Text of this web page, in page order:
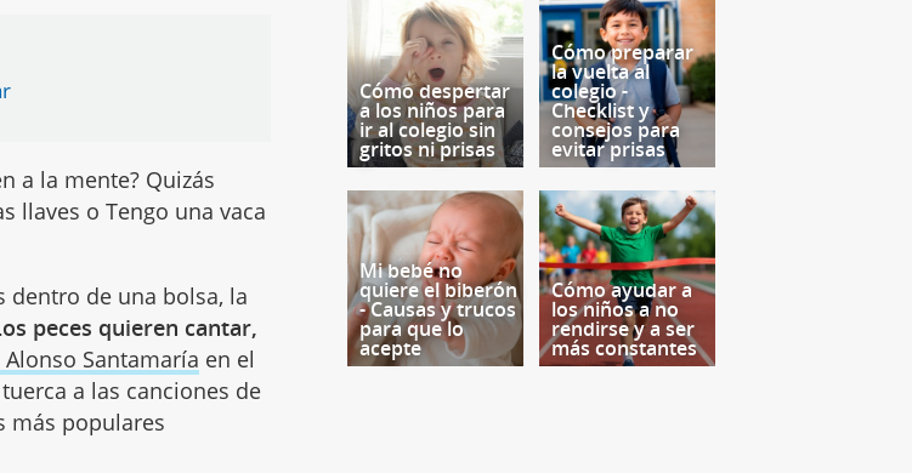
a la mente? Quizás
llaves o Tengo una vaca
dentro de una bolsa, la
peces quieren cantar,
Santamaría en el
a las canciones de
más populares
Cómo despertar
a los niños para
ir al colegio sin
gritos ni prisas
Cómo preparar
la vuelta al
colegio -
Checklist y
consejos para
evitar prisas
Mi bebé no
quiere el biberón
- Causas y trucos
para que lo
acepte
Cómo ayudar a
los niños a no
rendirse y a ser
más constantes